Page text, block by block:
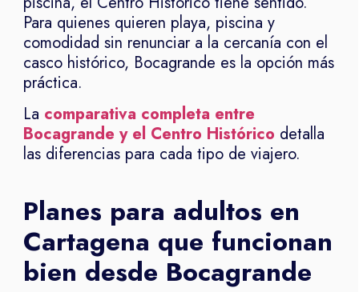
Para quienes quieren playa, piscina y
comodidad sin renunciar a la cercanía con el
casco histórico, Bocagrande es la opción más
práctica.
La comparativa completa entre
Bocagrande y el Centro Histórico detalla
las diferencias para cada tipo de viajero.
Planes para adultos en
Cartagena que funcionan
bien desde Bocagrande